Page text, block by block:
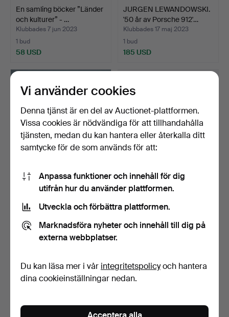
En samling böcker ”Länder
och kulturer” - …
Klubbades 7 jun 2023
1 bud
58 USD
JURGEN LEWANDOWSKI.
'50 år av Porsche 912'…
Klubbades 17 maj 2023
1 bud
185 USD
Hans Bollinger. ” Marc
Chagall. Det grafis…
Klubbades 11 maj 2023
1 bud
58 USD
En samling konst- och
konstnärsböcker - 'K…
1 bud
58 USD
Vi använder cookies
Denna tjänst är en del av Auctionet-plattformen.
Vissa cookies är nödvändiga för att tillhandahålla
tjänsten, medan du kan hantera eller återkalla ditt
samtycke för de som används för att:
Anpassa funktioner och innehåll för dig
utifrån hur du använder plattformen.
Utveckla och förbättra plattformen.
Marknadsföra nyheter och innehåll till dig på
externa webbplatser.
Du kan läsa mer i vår integritetspolicyoch hantera
dina cookieinställningar nedan.